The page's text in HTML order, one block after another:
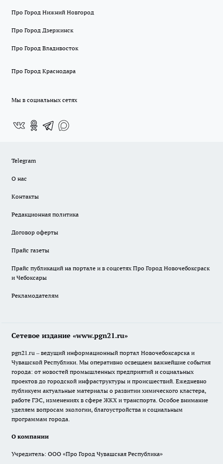
Про Город Нижний Новгород
Про Город Дзержинск
Про Город Владивосток
Про Город Краснодара
Мы в социальных сетях
Telegram
О нас
Контакты
Редакционная политика
Договор оферты
Прайс газеты
Прайс публикаций на портале и в соцсетях Про Город Новочебоксраск
и Чебоксары
Рекламодателям
Сетевое издание «www.pgn21.ru»
pgn21.ru – ведущий информационный портал Новочебоксарска и
Чувашской Республики. Мы оперативно освещаем важнейшие события
города: от новостей промышленных предприятий и социальных
проектов до городской инфраструктуры и происшествий. Ежедневно
публикуем актуальные материалы о развитии химического кластера,
работе ГЭС, изменениях в сфере ЖКХ и транспорта. Особое внимание
уделяем вопросам экологии, благоустройства и социальным
программам города.
О компании
Учредитель: ООО «Про Город Чувашская Республика»